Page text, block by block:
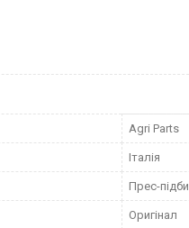
Agri Parts
Італія
Прес-
Оригінал